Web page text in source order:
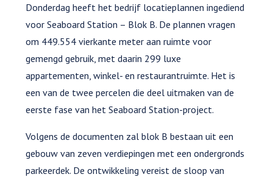
Donderdag heeft het bedrijf locatieplannen ingediend
voor Seaboard Station – Blok B. De plannen vragen
om 449.554 vierkante meter aan ruimte voor
gemengd gebruik, met daarin 299 luxe
appartementen, winkel- en restaurantruimte. Het is
een van de twee percelen die deel uitmaken van de
eerste fase van het Seaboard Station-project.
Volgens de documenten zal blok B bestaan uit een
gebouw van zeven verdiepingen met een ondergronds
parkeerdek. De ontwikkeling vereist de sloop van